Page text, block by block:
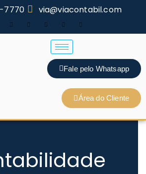
7770 via@viacontabil.com
Fale pelo Whatsapp
Área do Cliente